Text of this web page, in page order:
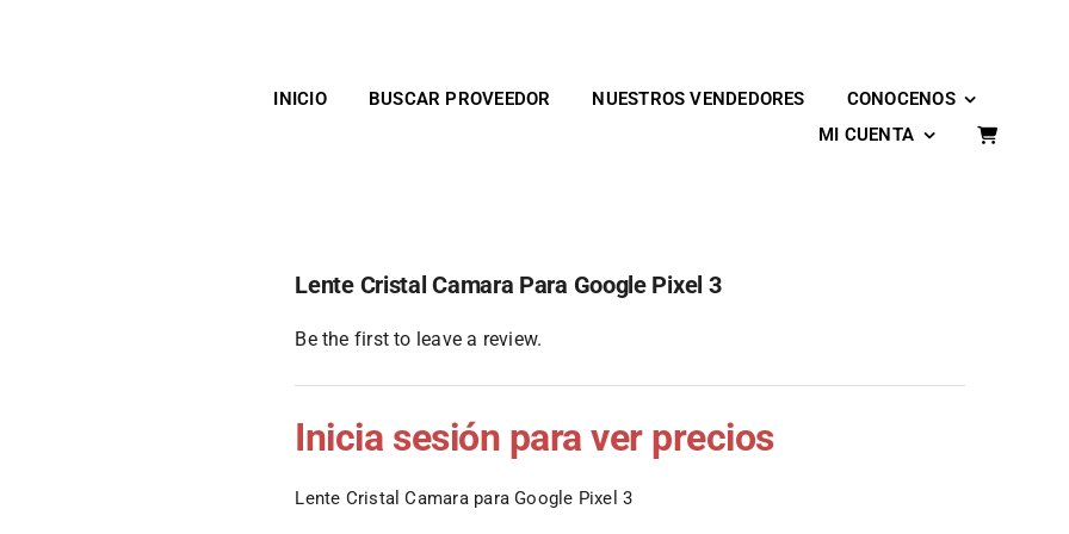
INICIO
BUSCAR PROVEEDOR NUESTROS VENDEDORES
CONOCENOS
MI CUENTA
Lente Cristal Camara Para Google Pixel 3
Be the first to leave a review.
Inicia sesión para ver precios
Lente Cristal Camara para Google Pixel 3